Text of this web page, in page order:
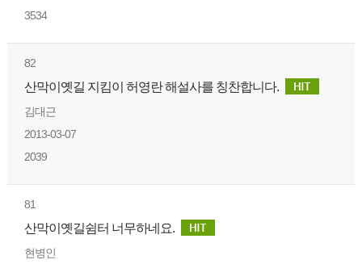
3534
82
산막이옛길 지킴이 허영란 해설사를 칭찬합니다.
김대근
2013-03-07
2039
81
산막이옛길쉼터 너무하네요.
현병인